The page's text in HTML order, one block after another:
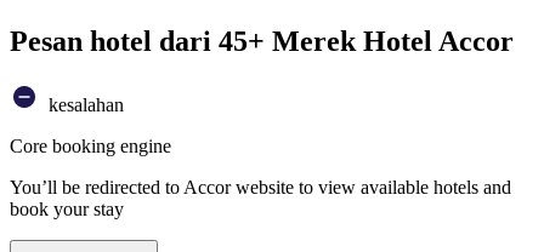
Pesan hotel dari 45+ Merek Hotel Accor
kesalahan
Core booking engine
You’ll be redirected to Accor website to view available hotels and
book your stay